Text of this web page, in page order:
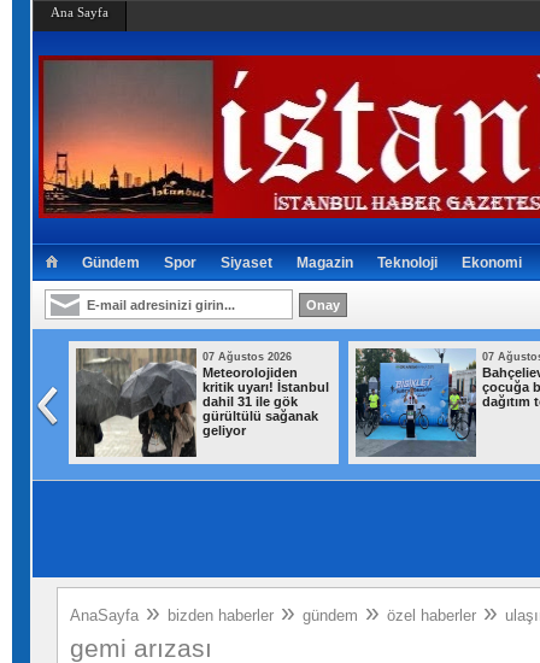
Ana Sayfa
Gündem Spor Siyaset Magazin Teknoloji Ekonomi
07 Ağustos 2026
Meteorolojiden
kritik uyarı! İstanbul
dahil 31 ile gök
gürültülü sağanak
geliyor
07
çocuğa
dağıtım
AnaSayfa » bizden haberler » gündem » özel haberler »
gemi arızası